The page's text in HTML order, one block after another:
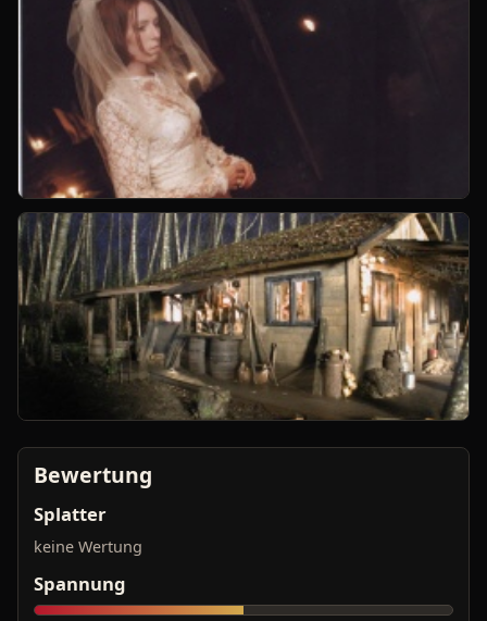
Bewertung
Splatter
keine Wertung
Spannung